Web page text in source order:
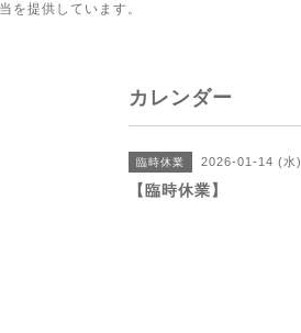
を提供しています。
カレンダー
臨時休業 2026-01-14 (水)
【臨時休業】